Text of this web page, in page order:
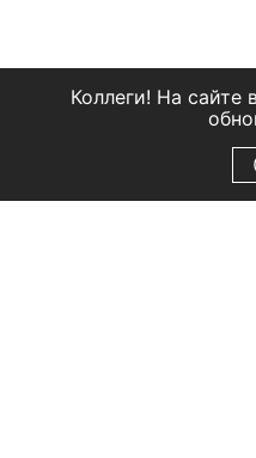
Коллеги! На сайте